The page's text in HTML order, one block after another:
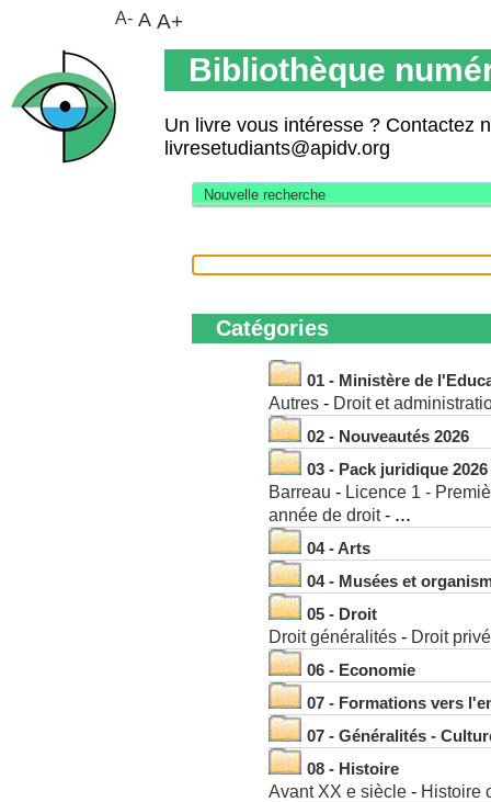
Bibliothèque
Un livre vous intéresse ? Contactez
livresetudiants@apidv.org
Nouvelle recherche
Recherche
Catégories
01 - Ministère de
Autres
Droit et
02 - Nouveautés 2026
03 - Pack juridique 2026
Barreau
Licence 1 -
année de droit
...
04 - Arts
04 - Musées et
05 - Droit
Droit généralités
Droit privé
06 - Economie
07 - Formations vers
07 - Généralités -
08 - Histoire
Avant XX e siècle
Histoire
A- A A+